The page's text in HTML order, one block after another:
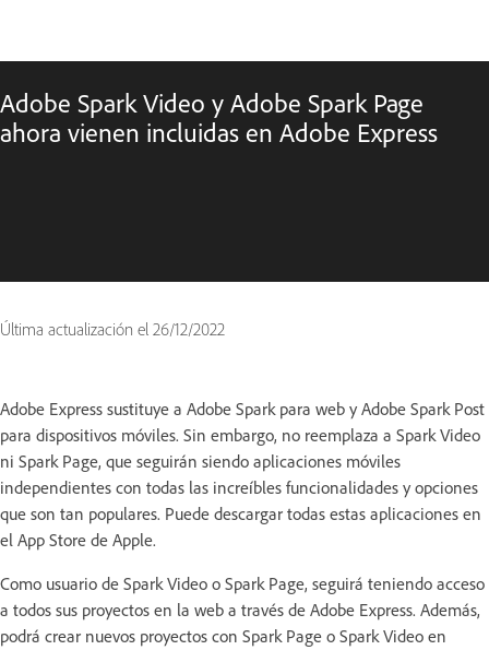
Adobe Spark Video y Adobe Spark Page
ahora vienen incluidas en Adobe Express
Última actualización el 26/12/2022
Adobe Express sustituye a Adobe Spark para web y Adobe Spark Post
para dispositivos móviles. Sin embargo, no reemplaza a Spark Video
ni Spark Page, que seguirán siendo aplicaciones móviles
independientes con todas las increíbles funcionalidades y opciones
que son tan populares. Puede descargar todas estas aplicaciones en
el App Store de Apple.
Como usuario de Spark Video o Spark Page, seguirá teniendo acceso
a todos sus proyectos en la web a través de Adobe Express. Además,
podrá crear nuevos proyectos con Spark Page o Spark Video en